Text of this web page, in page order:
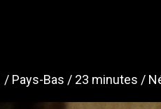
Pays-Bas 23 minutes